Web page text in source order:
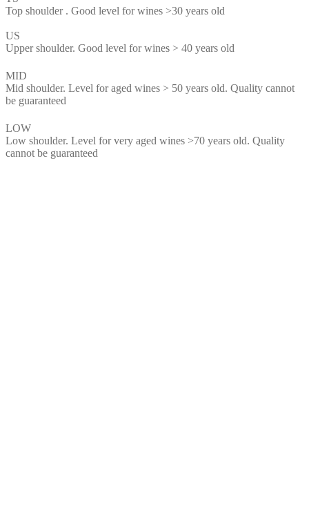
Top shoulder . Good level for wines >30 years old
US
Upper shoulder. Good level for wines > 40 years old
MID
Mid shoulder. Level for aged wines > 50 years old. Quality cannot
be guaranteed
LOW
Low shoulder. Level for very aged wines >70 years old. Quality
cannot be guaranteed